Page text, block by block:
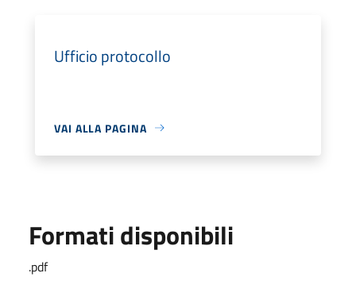
Ufficio protocollo
VAI ALLA PAGINA
Formati disponibili
.pdf